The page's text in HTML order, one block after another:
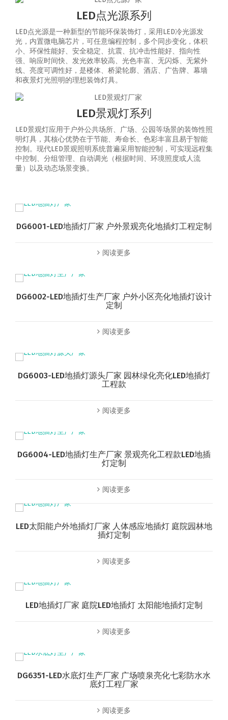
LED点光源系列
LED点光源是一种新型的节能环保装饰灯，采用LED冷光源发
光，内置微电脑芯片，可任意编程控制，多个同步变化，体积
小、环保性能好、安全稳定、抗震、抗冲击性能好、指向性
强、响应时间快、发光效率较高、光色丰富、无闪烁、无紫外
线、亮度可调性好，是楼体、桥梁轮廓、酒店、广告牌、幕墙
和夜景灯光照明的理想装饰灯具。
LED景观灯系列
LED景观灯应用于户外公共场所、广场、公园等场景的装饰性照
明灯具，其核心优势在于节能、寿命长、色彩丰富且易于智能
控制‌。‌现代LED景观照明系统普遍采用智能控制，可实现‌远程集
中控制、分组管理、自动调光（根据时间、环境照度或人流
量）以及动态场景变换‌。
DG6001-LED地插灯厂家 户外景观亮化地插灯工程定制
阅读更多
DG6002-LED地插灯生产厂家 户外小区亮化地插灯设计
定制
阅读更多
DG6003-LED地插灯源头厂家 园林绿化亮化LED地插灯
工程款
阅读更多
DG6004-LED地插灯生产厂家 景观亮化工程款LED地插
灯定制
阅读更多
LED太阳能户外地插灯厂家 人体感应地插灯 庭院园林地
插灯定制
阅读更多
LED地插灯厂家 庭院LED地插灯 太阳能地插灯定制
阅读更多
DG6351-LED水底灯生产厂家 广场喷泉亮化七彩防水水
底灯工程厂家
阅读更多